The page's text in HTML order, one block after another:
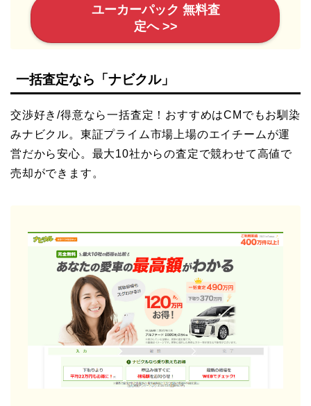
ユーカーパック 無料査
定へ >>
一括査定なら「ナビクル」
交渉好き/得意なら一括査定！おすすめはCMでもお馴染
みナビクル。東証プライム市場上場のエイチームが運
営だから安心。最大10社からの査定で競わせて高値で
売却ができます。